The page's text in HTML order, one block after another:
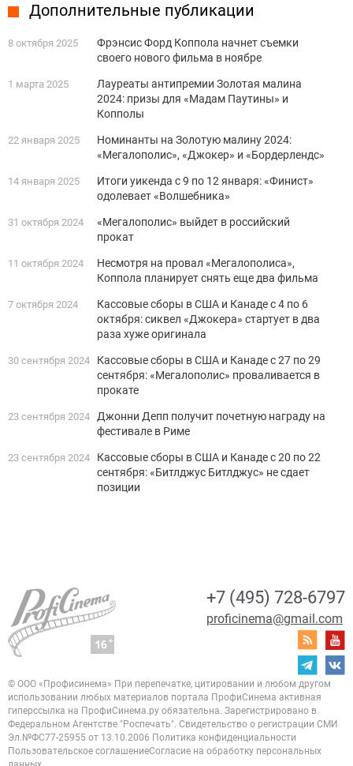
Дополнительные публикации
8 октября 2025
Фрэнсис Форд Коппола начнет съемки
своего нового фильма в ноябре
1 марта 2025
Лауреаты антипремии Золотая малина
2024: призы для «Мадам Паутины» и
Копполы
22 января 2025
Номинанты на Золотую малину 2024:
«Мегалополис», «Джокер» и «Бордерлендс»
14 января 2025
Итоги уикенда с 9 по 12 января: «Финист»
одолевает «Волшебника»
31 октября 2024
«Мегалополис» выйдет в российский
прокат
11 октября 2024
Несмотря на провал «Мегалополиса»,
Коппола планирует снять еще два фильма
7 октября 2024
Кассовые сборы в США и Канаде с 4 по 6
октября: сиквел «Джокера» стартует в два
раза хуже оригинала
30 сентября 2024
Кассовые сборы в США и Канаде с 27 по 29
сентября: «Мегалополис» проваливается в
прокате
23 сентября 2024 Джонни Депп получит почетную награду на
фестивале в Риме
23 сентября 2024
Кассовые сборы в США и Канаде с 20 по 22
сентября: «Битлджус Битлджус» не сдает
позиции
+7 (495) 728-6797
proficinema@gmail.com
© ООО «Профисинема» При перепечатке, цитировании и любом другом
использовании любых материалов портала ПрофиСинема активная
гиперссылка на ПрофиСинема.ру обязательна. Зарегистрировано в
Федеральном Агентстве "Роспечать". Свидетельство о регистрации СМИ
Эл.№ФС77-25955 от 13.10.2006 Политика конфиденциальности
Пользовательское соглашениеСогласие на обработку персональных